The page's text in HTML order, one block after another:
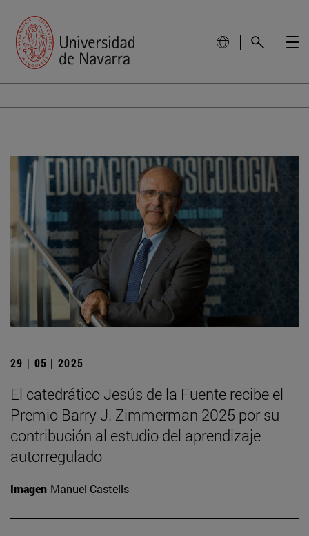
29 | 05 | 2025
El catedrático Jesús de la Fuente recibe el
Premio Barry J. Zimmerman 2025 por su
contribución al estudio del aprendizaje
autorregulado
Imagen Manuel Castells